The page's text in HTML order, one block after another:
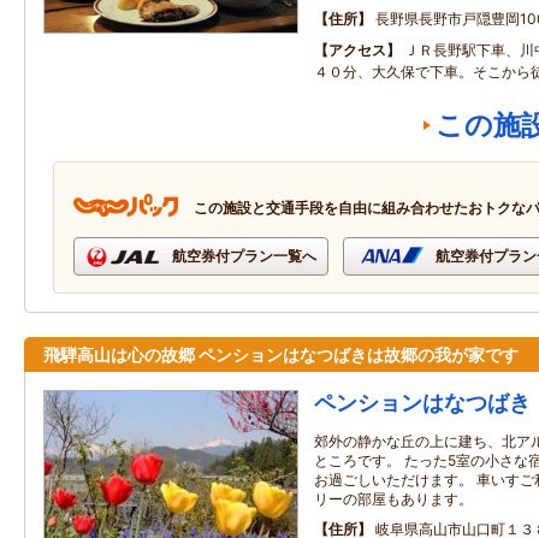
住所
長野県長野市戸隠豊岡
アクセス
ＪＲ長野駅下車、
４０分、大久保で下車。そこから
この施
この施設と交通手段を自由に組み合わせたおトクな
航空券付プラン一覧へ 航空券付プラ
飛騨高山は心の故郷 ペンションはなつばきは故郷の我が家です
ペンションはなつばき
郊外の静かな丘の上に建ち、北ア
ところです。 たった5室の小さな
お過ごしいただけます。 車いす
リーの部屋もあります。
住所
岐阜県高山市山口町１３